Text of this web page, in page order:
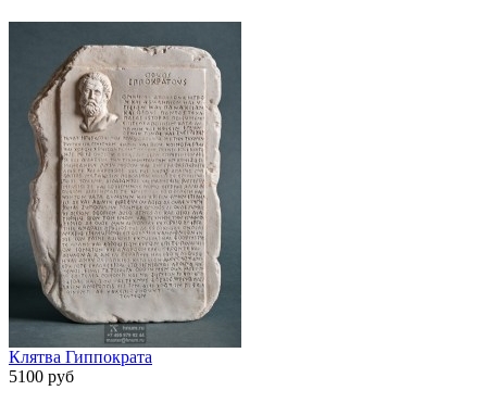
Клятва Гиппократа
5100 руб